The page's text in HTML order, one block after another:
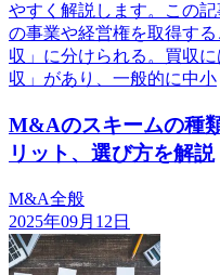
やすく解説します。この
の事業や経営権を取得す
収」に分けられる。買収
収」があり、一般的に中小
M&Aのスキームの種
リット、選び方を解説
M&A全般
2025年09月12日